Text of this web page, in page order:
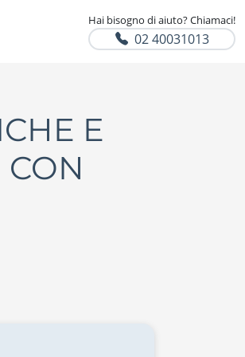
Hai bisogno di aiuto? Chiamaci!
02 40031013
E